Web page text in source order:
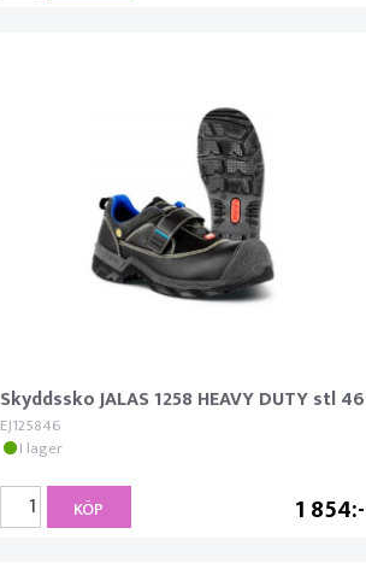
Skyddssko JALAS 1258 HEAVY DUTY stl 46
EJ125846
I lager
1 854
KÖP